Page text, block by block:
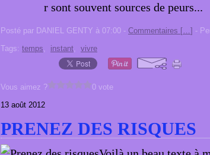
r sont souvent sources de peurs...
Posté par DANIEL GENTY à 07:00 - Commentaires […] -
Tags: temps, instant, vivre
Vous aimez ?
0 vote
13 août 2012
PRENEZ DES RISQUES